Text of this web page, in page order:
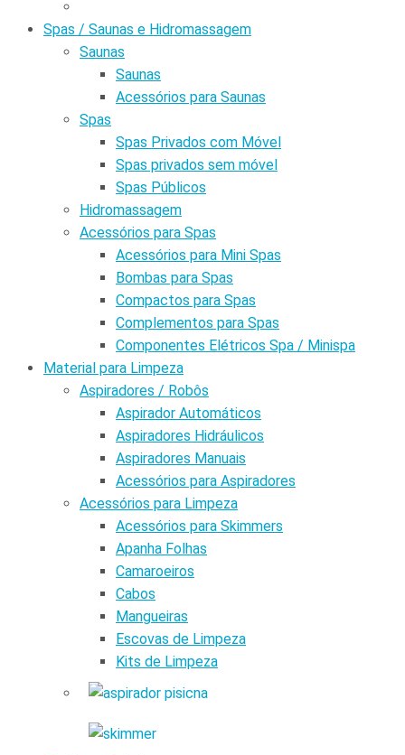
Spas / Saunas e Hidromassagem
Saunas
Saunas
Acessórios para Saunas
Spas
Spas Privados com Móvel
Spas privados sem móvel
Spas Públicos
Hidromassagem
Acessórios para Spas
Acessórios para Mini Spas
Bombas para Spas
Compactos para Spas
Complementos para Spas
Componentes Elétricos Spa / Minispa
Material para Limpeza
Aspiradores / Robôs
Aspirador Automáticos
Aspiradores Hidráulicos
Aspiradores Manuais
Acessórios para Aspiradores
Acessórios para Limpeza
Acessórios para Skimmers
Apanha Folhas
Camaroeiros
Cabos
Mangueiras
Escovas de Limpeza
Kits de Limpeza